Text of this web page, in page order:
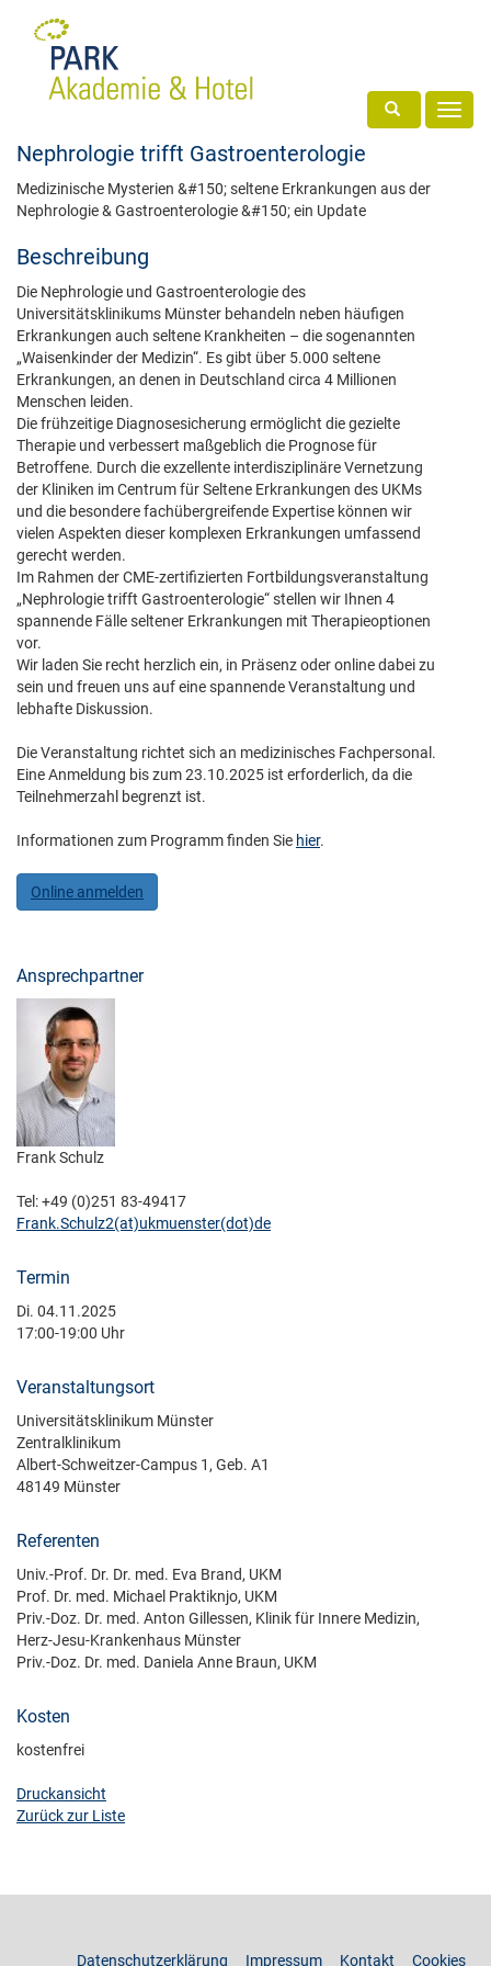
Toggle search
Nephrologie trifft Gastroenterologie
Medizinische Mysterien &#150; seltene Erkrankungen aus der
Nephrologie & Gastroenterologie &#150; ein Update
Beschreibung
Die Nephrologie und Gastroenterologie des
Universitätsklinikums Münster behandeln neben häufigen
Erkrankungen auch seltene Krankheiten – die sogenannten
„Waisenkinder der Medizin“. Es gibt über 5.000 seltene
Erkrankungen, an denen in Deutschland circa 4 Millionen
Menschen leiden.
Die frühzeitige Diagnosesicherung ermöglicht die gezielte
Therapie und verbessert maßgeblich die Prognose für
Betroffene. Durch die exzellente interdisziplinäre Vernetzung
der Kliniken im Centrum für Seltene Erkrankungen des UKMs
und die besondere fachübergreifende Expertise können wir
vielen Aspekten dieser komplexen Erkrankungen umfassend
gerecht werden.
Im Rahmen der CME-zertifizierten Fortbildungsveranstaltung
„Nephrologie trifft Gastroenterologie“ stellen wir Ihnen 4
spannende Fälle seltener Erkrankungen mit Therapieoptionen
vor.
Wir laden Sie recht herzlich ein, in Präsenz oder online dabei zu
sein und freuen uns auf eine spannende Veranstaltung und
lebhafte Diskussion.
Die Veranstaltung richtet sich an medizinisches Fachpersonal.
Eine Anmeldung bis zum 23.10.2025 ist erforderlich, da die
Teilnehmerzahl begrenzt ist.
Informationen zum Programm finden Sie hier.
Online anmelden
Ansprechpartner
Frank Schulz
Tel: +49 (0)251 83-49417
Frank.Schulz2(at)­ukmuenster(dot)­de
Termin
Di. 04.11.2025
17:00-19:00 Uhr
Veranstaltungsort
Universitätsklinikum Münster
Zentralklinikum
Albert-Schweitzer-Campus 1, Geb. A1
48149 Münster
Referenten
Univ.-Prof. Dr. Dr. med. Eva Brand, UKM
Prof. Dr. med. Michael Praktiknjo, UKM
Priv.-Doz. Dr. med. Anton Gillessen, Klinik für Innere Medizin,
Herz-Jesu-Krankenhaus Münster
Priv.-Doz. Dr. med. Daniela Anne Braun, UKM
Kosten
kostenfrei
Druckansicht
Zurück zur Liste
Datenschutzerklärung Impressum Kontakt Cookies